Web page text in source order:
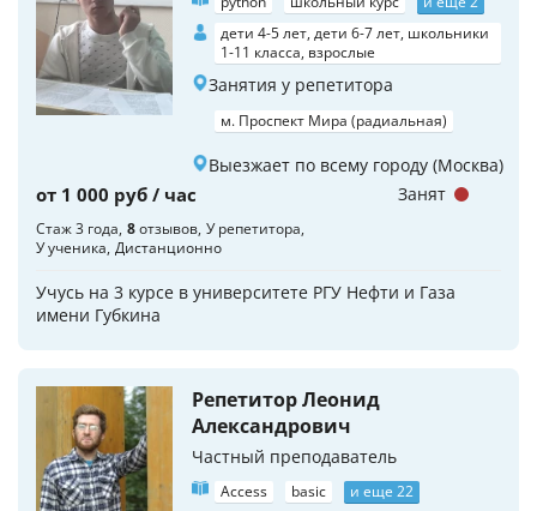
дети 4-5 лет, дети 6-7 лет, школьники
1-11 класса, взрослые
Занятия у репетитора
м. Проспект Мира (радиальная)
Выезжает по всему городу (Москва)
от 1 000 руб / час
Стаж 3 года 8отзывов У репетитора
У ученика Дистанционно
Учусь на 3 курсе в университете РГУ Нефти и Газа
имени Губкина
Занят
Репетитор Леонид
Александрович
Частный преподаватель
Access basic
и еще 22